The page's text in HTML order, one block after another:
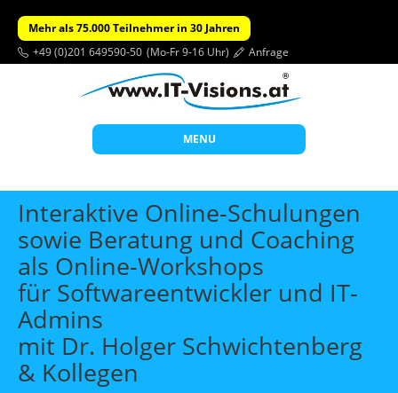
Mehr als 75.000 Teilnehmer in 30 Jahren
+49 (0)201 649590-50 (Mo-Fr 9-16 Uhr) Anfrage
MENU
Start
Themen
Beratung
Individuelle Schulungen
Wissen
Über uns
Interaktive Online-Schulungen
sowie Beratung und Coaching
als Online-Workshops
für Softwareentwickler und IT-
Admins
mit Dr. Holger Schwichtenberg
& Kollegen